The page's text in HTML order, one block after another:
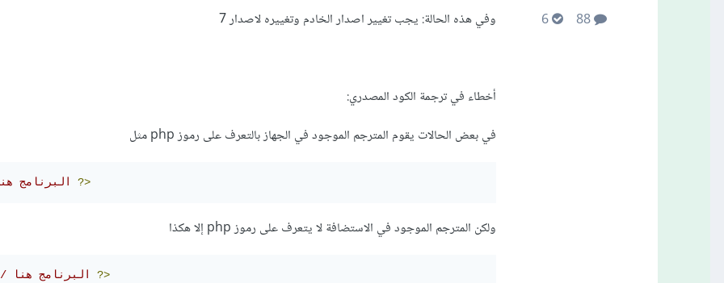
88
6
وفي هذه الحالة: يجب تغيير اصدار الخادم وتغييره لاصدار 7
أخطاء في ترجمة الكود المصدري:
في بعض الحالات يقوم المترجم الموجود في الجهاز بالتعرف على رموز php مثل
?>
ولكن المترجم الموجود في الاستضافة لا يتعرف على رموز php إلا هكذا
?>